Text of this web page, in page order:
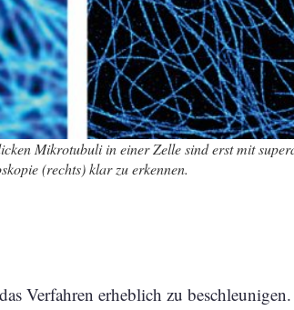
Mikrotubuli in einer Zelle sind erst mit
(rechts) klar zu erkennen.
Verfahren erheblich zu